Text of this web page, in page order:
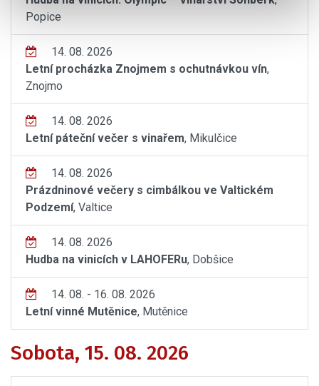
Popice
14. 08. 2026
Letní procházka Znojmem s ochutnávkou vín,
Znojmo
14. 08. 2026
Letní páteční večer s vinařem, Mikulčice
14. 08. 2026
Prázdninové večery s cimbálkou ve Valtickém
Podzemí, Valtice
14. 08. 2026
Hudba na vinicích v LAHOFERu, Dobšice
14. 08. - 16. 08. 2026
Letní vinné Mutěnice, Mutěnice
Sobota, 15. 08. 2026